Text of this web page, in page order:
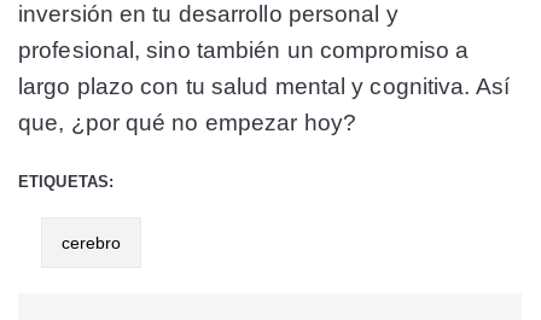
inversión en tu desarrollo personal y
profesional, sino también un compromiso a
largo plazo con tu salud mental y cognitiva. Así
que, ¿por qué no empezar hoy?
ETIQUETAS:
cerebro